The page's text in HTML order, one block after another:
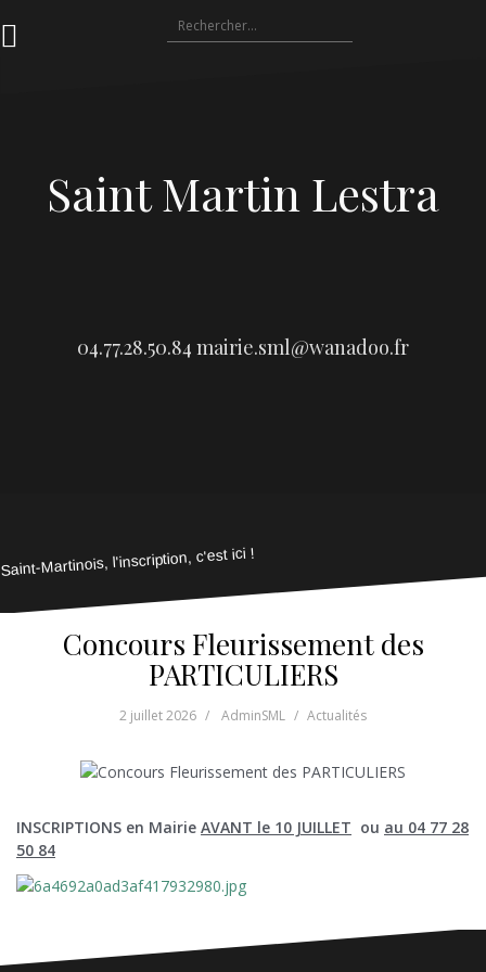
au
Rechercher :
Saint Martin Lestra
04.77.28.50.84 mairie.sml@wanadoo.fr
Saint-Martinois, l'inscription, c'est ici !
Concours Fleurissement des
PARTICULIERS
2 juillet 2026 AdminSML Actualités
INSCRIPTIONS en Mairie AVANT le 10 JUILLET ou au 04 77 28
50 84